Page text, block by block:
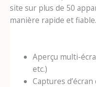
site sur plus de 50
manière rapide et
Aperçu multi-
etc.)
Captures